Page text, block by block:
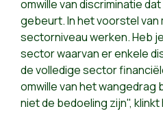
omwille van discriminatie
gebeurt. In het voorstel van
sectorniveau werken. Heb
sector waarvan er enkele
de volledige sector
omwille van het wangedrag
niet de bedoeling zijn",